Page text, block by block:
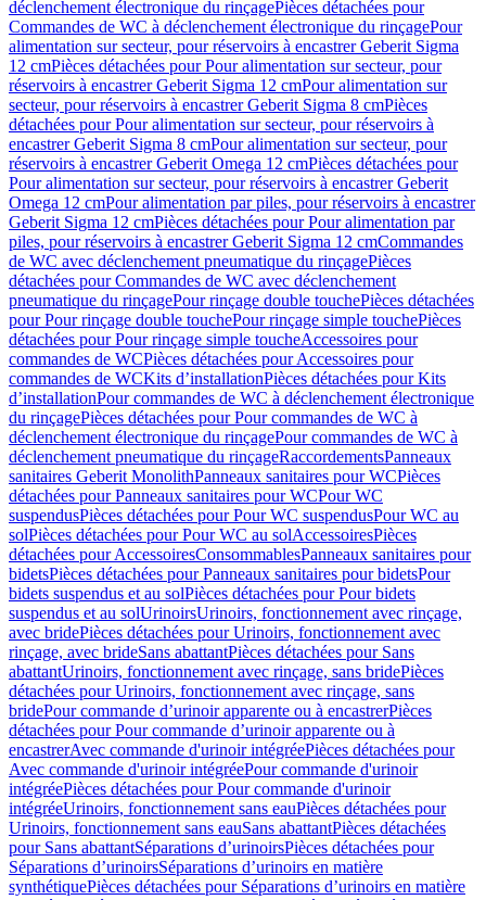
déclenchement électronique du rinçagePièces détachées pour
Commandes de WC à déclenchement électronique du rinçagePour
alimentation sur secteur, pour réservoirs à encastrer Geberit Sigma
12 cmPièces détachées pour Pour alimentation sur secteur, pour
réservoirs à encastrer Geberit Sigma 12 cmPour alimentation sur
secteur, pour réservoirs à encastrer Geberit Sigma 8 cmPièces
détachées pour Pour alimentation sur secteur, pour réservoirs à
encastrer Geberit Sigma 8 cmPour alimentation sur secteur, pour
réservoirs à encastrer Geberit Omega 12 cmPièces détachées pour
Pour alimentation sur secteur, pour réservoirs à encastrer Geberit
Omega 12 cmPour alimentation par piles, pour réservoirs à encastrer
Geberit Sigma 12 cmPièces détachées pour Pour alimentation par
piles, pour réservoirs à encastrer Geberit Sigma 12 cmCommandes
de WC avec déclenchement pneumatique du rinçagePièces
détachées pour Commandes de WC avec déclenchement
pneumatique du rinçagePour rinçage double touchePièces détachées
pour Pour rinçage double touchePour rinçage simple touchePièces
détachées pour Pour rinçage simple toucheAccessoires pour
commandes de WCPièces détachées pour Accessoires pour
commandes de WCKits d’installationPièces détachées pour Kits
d’installationPour commandes de WC à déclenchement électronique
du rinçagePièces détachées pour Pour commandes de WC à
déclenchement électronique du rinçagePour commandes de WC à
déclenchement pneumatique du rinçageRaccordementsPanneaux
sanitaires Geberit MonolithPanneaux sanitaires pour WCPièces
détachées pour Panneaux sanitaires pour WCPour WC
suspendusPièces détachées pour Pour WC suspendusPour WC au
solPièces détachées pour Pour WC au solAccessoiresPièces
détachées pour AccessoiresConsommablesPanneaux sanitaires pour
bidetsPièces détachées pour Panneaux sanitaires pour bidetsPour
bidets suspendus et au solPièces détachées pour Pour bidets
suspendus et au solUrinoirsUrinoirs, fonctionnement avec rinçage,
avec bridePièces détachées pour Urinoirs, fonctionnement avec
rinçage, avec brideSans abattantPièces détachées pour Sans
abattantUrinoirs, fonctionnement avec rinçage, sans bridePièces
détachées pour Urinoirs, fonctionnement avec rinçage, sans
bridePour commande d’urinoir apparente ou à encastrerPièces
détachées pour Pour commande d’urinoir apparente ou à
encastrerAvec commande d'urinoir intégréePièces détachées pour
Avec commande d'urinoir intégréePour commande d'urinoir
intégréePièces détachées pour Pour commande d'urinoir
intégréeUrinoirs, fonctionnement sans eauPièces détachées pour
Urinoirs, fonctionnement sans eauSans abattantPièces détachées
pour Sans abattantSéparations d’urinoirsPièces détachées pour
Séparations d’urinoirsSéparations d’urinoirs en matière
synthétiquePièces détachées pour Séparations d’urinoirs en matière